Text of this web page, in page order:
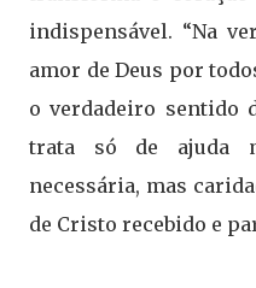
indispensável. “Na
amor de Deus por
o verdadeiro sentido
trata só de ajuda
necessária, mas
de Cristo recebido e